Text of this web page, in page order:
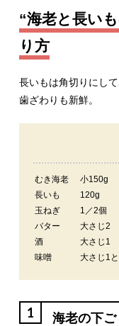
“海老と長い
り方
長いもは角切りにし
歯ざわりも新鮮。
むき海老
小150g
長いも
120g
玉ねぎ
1／2個
バター
大さじ2
酒
大さじ1
味噌
大さじ1
1 海老の下ご